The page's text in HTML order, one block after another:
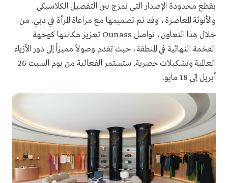
بقطع محدودة الإصدار التي تمزج بين التفصيل الكلاسيكي
والأنوثة المعاصرة، وقد تم تصميمها مع مراعاة المرأة في دبي. من
خلال هذا التعاون، تواصل Ounass تعزيز مكانتها كوجهة
الفخمة النهائية في المنطقة، حيث تقدم وصولاً مميزاً إلى دور الأزياء
العالمية وتشكيلات حصرية. ستستمر الفعالية من يوم السبت 26
أبريل إلى 18 مايو.